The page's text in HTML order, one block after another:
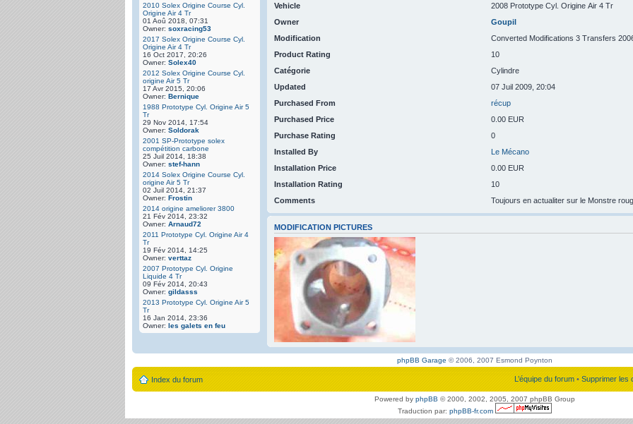
2010 Solex Origine Course Cyl.
Origine Air 4 Tr
01 Aoû 2018, 07:31
Owner: soxracing53
2017 Solex Origine Course Cyl.
Origine Air 4 Tr
16 Oct 2017, 20:26
Owner: Solex40
2012 Solex Origine Course Cyl.
origine Air 5 Tr
17 Avr 2015, 20:06
Owner: Bernique
1988 Prototype Cyl. Origine Air 5
Tr
29 Nov 2014, 17:54
Owner: Soldorak
2001 SP-Prototype solex
compétition carbone
25 Juil 2014, 18:38
Owner: stef-hann
2014 Solex Origine Course Cyl.
origine Air 5 Tr
02 Juil 2014, 21:37
Owner: Frostin
2014 origine ameliorer 3800
21 Fév 2014, 23:32
Owner: Arnaud72
2011 Prototype Cyl. Origine Air 4
Tr
19 Fév 2014, 14:25
Owner: verttaz
2007 Prototype Cyl. Origine
Liquide 4 Tr
09 Fév 2014, 20:43
Owner: gildasss
2013 Prototype Cyl. Origine Air 5
Tr
16 Jan 2014, 23:36
Owner: les galets en feu
Vehicle
2008 Prototype Cyl. Origine Air 4 Tr
Owner
Goupil
Modification
Converted Modifications 3 Transfers
Product Rating
10
Catégorie
Cylindre
Updated
07 Juil 2009, 20:04
Purchased From
récup
Purchased Price
0.00 EUR
Purchase Rating
0
Installed By
Le Mécano
Installation Price
0.00 EUR
Installation Rating
10
Comments
Toujours en actualiter sur le Monstre
MODIFICATION PICTURES
phpBB Garage © 2006, 2007 Esmond Poynton
Index du forum L’équipe du forum • Supprimer les
Powered by phpBB © 2000, 2002, 2005, 2007 phpBB Group
Traduction par: phpBB-fr.com